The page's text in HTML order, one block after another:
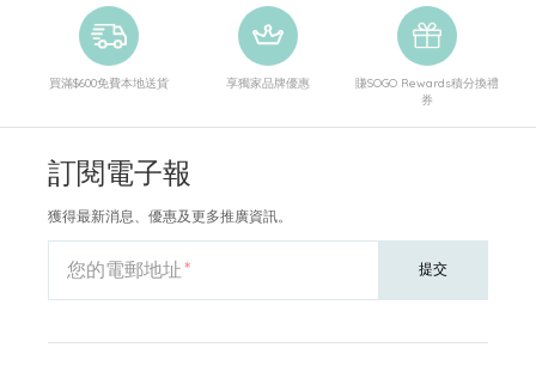
買滿$600免費本地送貨 享獨家品牌優惠
賺SOGO Rewards積分換禮
券
訂閱電子報
獲得最新消息、優惠及更多推廣資訊。
您的電郵地址 提交